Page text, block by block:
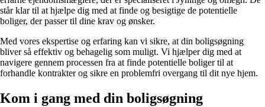
står klar til at hjælpe dig med at finde og besigtige de potentielle
boliger, der passer til dine krav og ønsker.
Med vores ekspertise og erfaring kan vi sikre, at din boligsøgning
bliver så effektiv og behagelig som muligt. Vi hjælper dig med at
navigere gennem processen fra at finde potentielle boliger til at
forhandle kontrakter og sikre en problemfri overgang til dit nye hjem.
Kom i gang med din boligsøgning